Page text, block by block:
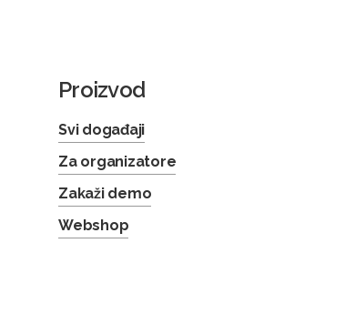
Proizvod
Svi događaji
Za organizatore
Zakaži demo
Webshop